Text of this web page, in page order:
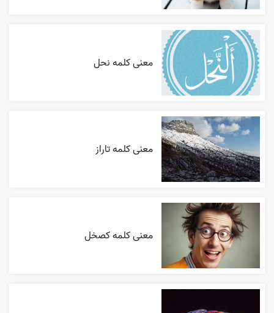
معنی کلمه نحل
معنی کلمه تاراز
معنی کلمه کصخل